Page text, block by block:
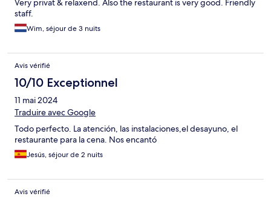
Very privat & relaxend. Also the restaurant is very good. Friendly
staff.
Wim, séjour de 3 nuits
Avis vérifié
10/10 Exceptionnel
11 mai 2024
Traduire avec Google
Todo perfecto. La atención, las instalaciones,el desayuno, el
restaurante para la cena. Nos encantó
Jesús, séjour de 2 nuits
Avis vérifié